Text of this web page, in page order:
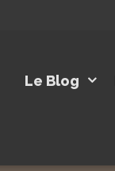
Le Blog